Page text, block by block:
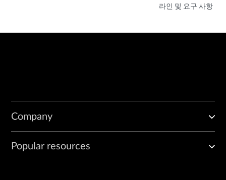
라인 및 요구 사항
Company
Popular resources